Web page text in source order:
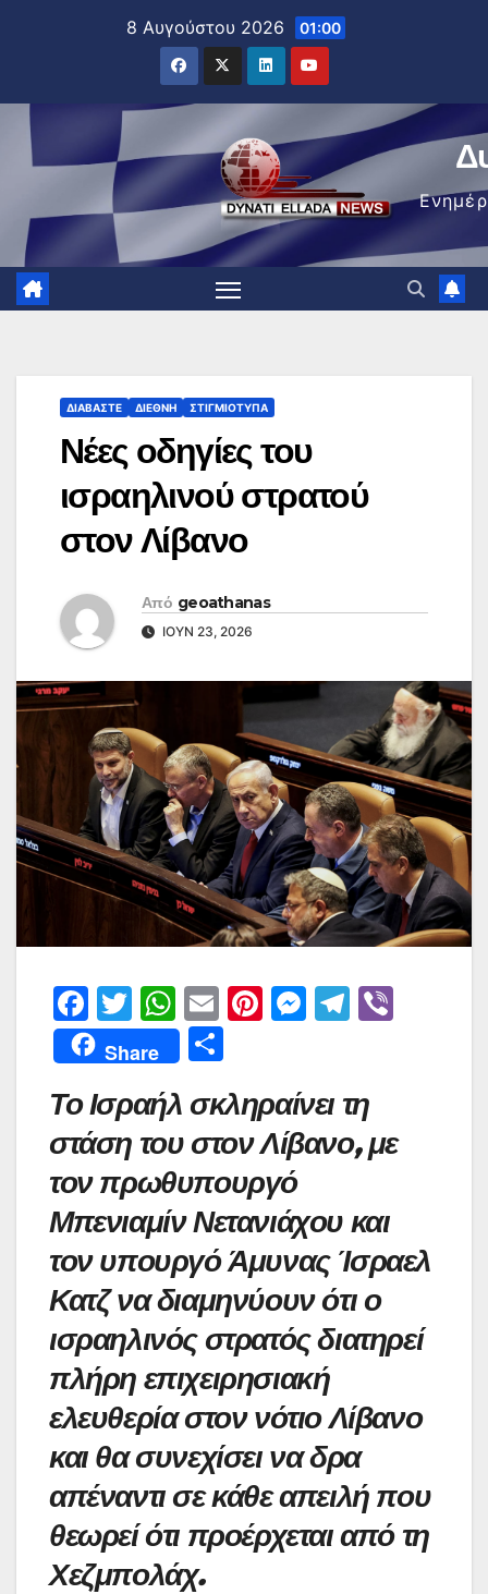
8 Αυγούστου 2026 01:00
ΔΙΑΒΆΣΤΕ ΔΙΕΘΝΉ ΣΤΙΓΜΙΌΤΥΠΑ
Νέες οδηγίες του
ισραηλινού στρατού
στον Λίβανο
Από geoathanas
ΙΟΎΝ 23, 2026
F
a
c
e
b
o
o
k
T
w
itt
er
W
h
at
s
A
p
p
E
m
ai
l
Pi
e
st
M
s
e
g
er
T
gr
a
Share
ρ
α
σ
τε
ίτ
ε
Το Ισραήλ σκληραίνει τη
στάση του στον Λίβανο, με
τον πρωθυπουργό
Μπενιαμίν Νετανιάχου και
τον υπουργό Άμυνας Ίσραελ
Κατζ να διαμηνύουν ότι ο
ισραηλινός στρατός διατηρεί
πλήρη επιχειρησιακή
ελευθερία στον νότιο Λίβανο
και θα συνεχίσει να δρα
απέναντι σε κάθε απειλή που
θεωρεί ότι προέρχεται από τη
Χεζμπολάχ.